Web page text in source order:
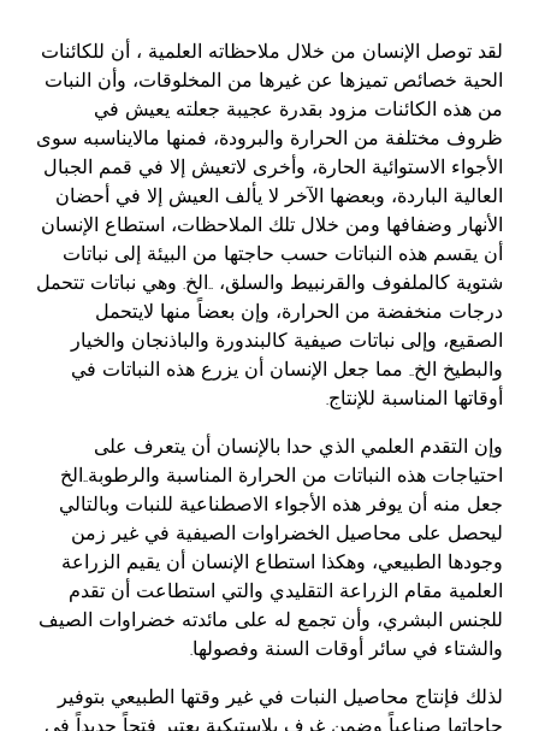
لقد توصل الإنسان من خلال ملاحظاته العلمية ، أن للكائنات
الحية خصائص تميزها عن غيرها من المخلوقات، وأن النبات
من هذه الكائنات مزود بقدرة عجيبة جعلته يعيش في
ظروف مختلفة من الحرارة والبرودة، فمنها مالايناسبه سوى
الأجواء الاستوائية الحارة، وأخرى لاتعيش إلا في قمم الجبال
العالية الباردة، وبعضها الآخر لا يألف العيش إلا في أحضان
الأنهار وضفافها ومن خلال تلك الملاحظات، استطاع الإنسان
أن يقسم هذه النباتات حسب حاجتها من البيئة إلى نباتات
شتوية كالملفوف والقرنبيط والسلق، ..الخ. وهي نباتات تتحمل
درجات منخفضة من الحرارة، وإن بعضاً منها لايتحمل
الصقيع، وإلى نباتات صيفية كالبندورة والباذنجان والخيار
والبطيخ الخ.. مما جعل الإنسان أن يزرع هذه النباتات في
أوقاتها المناسبة للإنتاج.
وإن التقدم العلمي الذي حدا بالإنسان أن يتعرف على
احتياجات هذه النباتات من الحرارة المناسبة والرطوبة..الخ
جعل منه أن يوفر هذه الأجواء الاصطناعية للنبات وبالتالي
ليحصل على محاصيل الخضراوات الصيفية في غير زمن
وجودها الطبيعي، وهكذا استطاع الإنسان أن يقيم الزراعة
العلمية مقام الزراعة التقليدي والتي استطاعت أن تقدم
للجنس البشري، وأن تجمع له على مائدته خضراوات الصيف
والشتاء في سائر أوقات السنة وفصولها.
لذلك فإنتاج محاصيل النبات في غير وقتها الطبيعي بتوفير
حاجاتها صناعياً وضمن غرف بلاستيكية يعتبر فتحاً جديداً في